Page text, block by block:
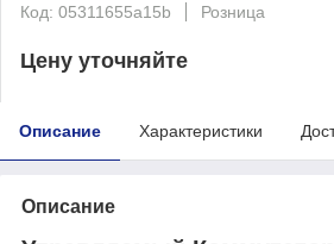
Код: 05311655a15b
Розница
Цену уточняйте
Описание Характеристики
Описание